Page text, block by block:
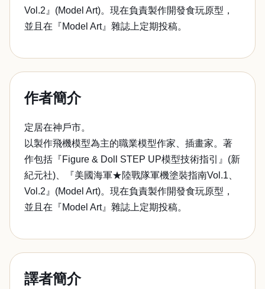
Vol.2』(Model Art)。現在負責製作開發食玩原型，
並且在『Model Art』雜誌上定期投稿。
作者簡介
定居在神戶市。
以製作飛機模型為主的職業模型作家、插畫家。著
作包括『Figure & Doll STEP UP模型技術指引』(新
紀元社)、『美國海軍★陸戰隊軍機塗裝指南Vol.1、
Vol.2』(Model Art)。現在負責製作開發食玩原型，
並且在『Model Art』雜誌上定期投稿。
譯者簡介